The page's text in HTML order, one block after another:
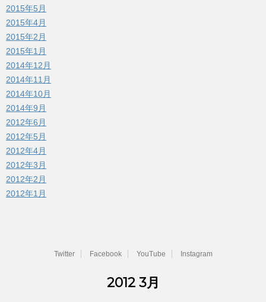
2015年5月
2015年4月
2015年2月
2015年1月
2014年12月
2014年11月
2014年10月
2014年9月
2012年6月
2012年5月
2012年4月
2012年3月
2012年2月
2012年1月
Twitter Facebook YouTube Instagram
2012 3月